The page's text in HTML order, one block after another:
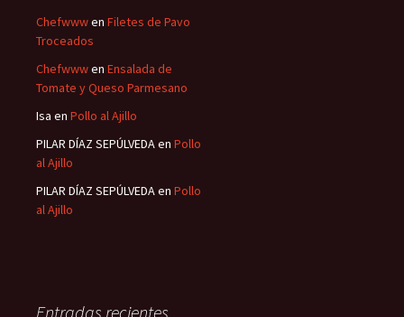
Chefwwwen Filetes de Pavo
Troceados
Chefwwwen Ensalada de
Tomate y Queso Parmesano
Isa en Pollo al Ajillo
PILAR DÍAZ SEPÚLVEDAen Pollo
al Ajillo
PILAR DÍAZ SEPÚLVEDAen Pollo
al Ajillo
Entradas recientes